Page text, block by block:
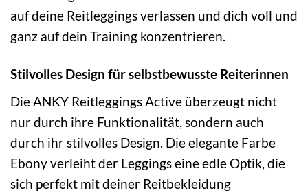
auf deine Reitleggings verlassen und dich voll und
ganz auf dein Training konzentrieren.
Stilvolles Design für selbstbewusste Reiterinnen
Die ANKY Reitleggings Active überzeugt nicht
nur durch ihre Funktionalität, sondern auch
durch ihr stilvolles Design. Die elegante Farbe
Ebony verleiht der Leggings eine edle Optik, die
sich perfekt mit deiner Reitbekleidung